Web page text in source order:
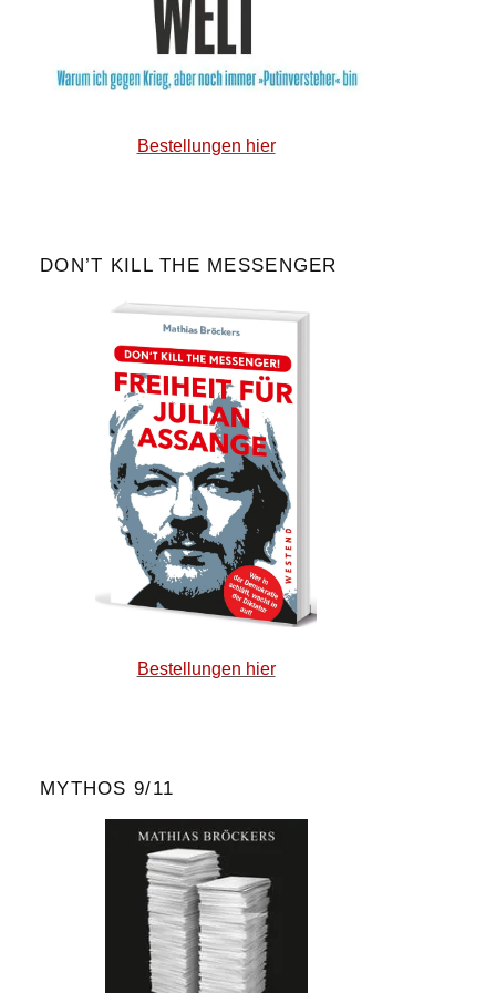
Bestellungen hier
DON’T KILL THE MESSENGER
Bestellungen hier
MYTHOS 9/11